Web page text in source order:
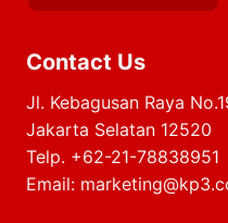
Contact Us
Jl. Kebagusan Raya
Jakarta Selatan 12520
Telp. +62-21-78838951
Email: